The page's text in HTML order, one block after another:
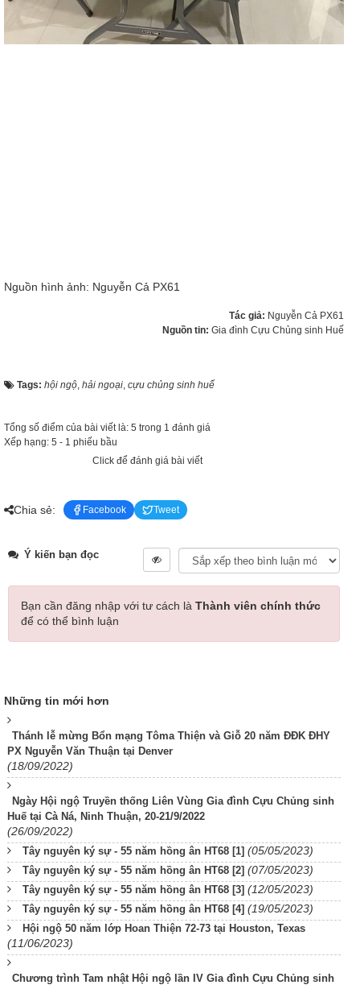
Nguồn hình ảnh: Nguyễn Cả PX61
Tác giả: Nguyễn Cả PX61
Nguồn tin: Gia đình Cựu Chủng sinh Huế
Tags: hội ngộ, hải ngoại, cựu chủng sinh huế
Tổng số điểm của bài viết là: 5 trong 1 đánh giá
Xếp hạng: 5 - 1 phiếu bầu
Click để đánh giá bài viết
Chia sẻ: Facebook Tweet
Ý kiến bạn đọc
Bạn cần đăng nhập với tư cách là Thành viên chính thức
để có thể bình luận
Những tin mới hơn
Thánh lễ mừng Bổn mạng Tôma Thiện và Giỗ 20 năm ĐĐK ĐHY
PX Nguyễn Văn Thuận tại Denver
(18/09/2022)
Ngày Hội ngộ Truyền thống Liên Vùng Gia đình Cựu Chủng sinh
Huế tại Cà Ná, Ninh Thuận, 20-21/9/2022
(26/09/2022)
Tây nguyên ký sự - 55 năm hồng ân HT68 [1] (05/05/2023)
Tây nguyên ký sự - 55 năm hồng ân HT68 [2] (07/05/2023)
Tây nguyên ký sự - 55 năm hồng ân HT68 [3] (12/05/2023)
Tây nguyên ký sự - 55 năm hồng ân HT68 [4] (19/05/2023)
Hội ngộ 50 năm lớp Hoan Thiện 72-73 tại Houston, Texas
(11/06/2023)
Chương trình Tam nhật Hội ngộ lần IV Gia đình Cựu Chủng sinh